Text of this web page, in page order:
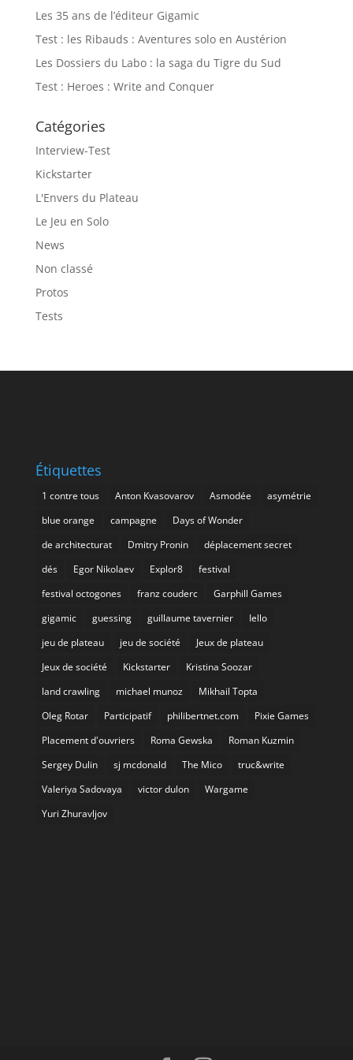
Les 35 ans de l’éditeur Gigamic
Test : les Ribauds : Aventures solo en Austérion
Les Dossiers du Labo : la saga du Tigre du Sud
Test : Heroes : Write and Conquer
Catégories
Interview-Test
Kickstarter
L'Envers du Plateau
Le Jeu en Solo
News
Non classé
Protos
Tests
Étiquettes
1 contre tous Anton Kvasovarov Asmodée
asymétrie
blue orange
campagne
Days of Wonder
de architecturat
Dmitry Pronin
déplacement secret
dés
Egor Nikolaev Explor8
festival
festival octogones
franz couderc
Garphill Games
gigamic
guessing guillaume tavernier
Iello
jeu de plateau
jeu de société
Jeux de plateau
Jeux de société
Kickstarter
Kristina Soozar
land crawling
michael munoz
Mikhail Topta
Oleg Rotar
Participatif philibertnet.com
Pixie Games
Placement d'ouvriers
Roma Gewska
Roman Kuzmin
Sergey Dulin
sj mcdonald The Mico
truc&write
Valeriya Sadovaya
victor dulon
Wargame
Yuri Zhuravljov